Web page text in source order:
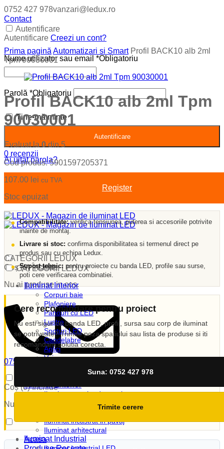
0752 427 978vanzari@ledux.ro
Contact
Autentificare
Autentificare Creezi un cont?
Nume utilizator sau email *Obligatoriu
Parolă *Obligatoriu
Ține-mă minte
Autentificare
Ai uitat parola?
Register
Coș (0)Închide
Nu ai produse in cos.
0752 427 978
vanzari@ledux.ro
Coș (0)Închide
Nu ai produse in cos.
Acasa
CATEGORII LEDUX
CATEGORII LEDUX
Iluminat Interior
Corpuri baie
Plafoniere
Panouri cu LED
Lustre
Spoturi LED
Candelabre
Aplici
Veioze
Lampi de veghe
Iluminat exterior decorativ
Lampi si instalatii decor
Iluminat incastrat in pavaj
Iluminat arhitectural
Iluminat Industrial
Prima pagină Automatizari si Smart Profil BACK10 alb 2ml
Tpm 90030001
Profil BACK10 alb 2ml Tpm
90030001
Evaluat la0din 5
0 recenzii
Cod produs: 5901597205371
107.00 lei cu TVA
Stoc epuizat
Compatibilitate:verifica tensiunea, puterea si accesoriile potrivite
inainte de montaj.
Livrare si stoc: confirma disponibilitatea si termenul direct pe
produs sau cu echipa Ledux.
Suport tehnic: pentru proiecte cu banda LED, profile sau surse,
poti cere verificarea combinatiei.
Cere recomandare pentru proiect
Nu esti sigur ce banda LED, profil, sursa sau corp de iluminat
se potriveste? Trimite poza spatiului sau lista de produse si iti
recomandam solutia corecta.
Suna: 0752 427 978
Trimite cerere